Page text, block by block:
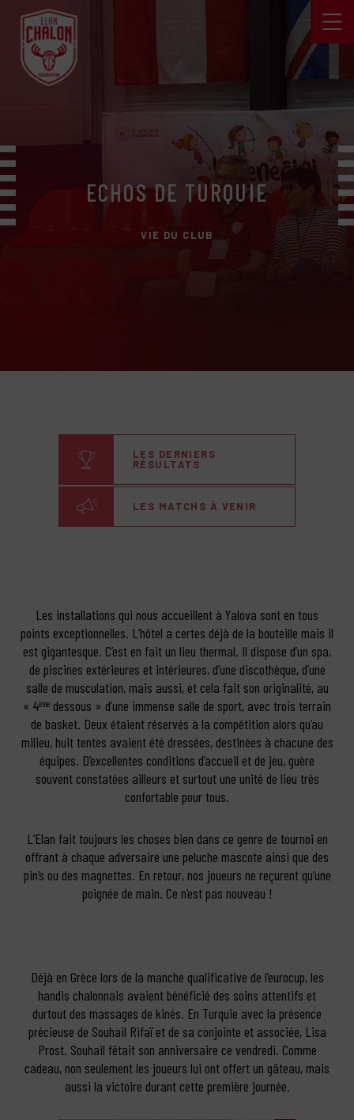
ECHOS DE TURQUIE
VIE DU CLUB
LES DERNIERS
RÉSULTATS
LES MATCHS À VENIR
Les installations qui nous accueillent à Yalova sont en tous
points exceptionnelles. L’hôtel a certes déjà de la bouteille mais il
est gigantesque. C’est en fait un lieu thermal. Il dispose d’un spa,
de piscines extérieures et intérieures, d’une discothèque, d’une
salle de musculation, mais aussi, et cela fait son originalité, au
« 4ème dessous » d’une immense salle de sport, avec trois terrain
de basket. Deux étaient réservés à la compétition alors qu’au
milieu, huit tentes avaient été dressées, destinées à chacune des
équipes. D’excellentes conditions d’accueil et de jeu, guère
souvent constatées ailleurs et surtout une unité de lieu très
confortable pour tous.
L’Elan fait toujours les choses bien dans ce genre de tournoi en
offrant à chaque adversaire une peluche mascote ainsi que des
pin’s ou des magnettes. En retour, nos joueurs ne reçurent qu’une
poignée de main. Ce n’est pas nouveau !
Déjà en Grèce lors de la manche qualificative de l’eurocup, les
handis chalonnais avaient bénéficié des soins attentifs et
durtout des massages de kinés. En Turquie avec la présence
précieuse de Souhail Rifaï et de sa conjointe et associée, Lisa
Prost. Souhail fêtait son anniversaire ce vendredi. Comme
cadeau, non seulement les joueurs lui ont offert un gâteau, mais
aussi la victoire durant cette première journée.